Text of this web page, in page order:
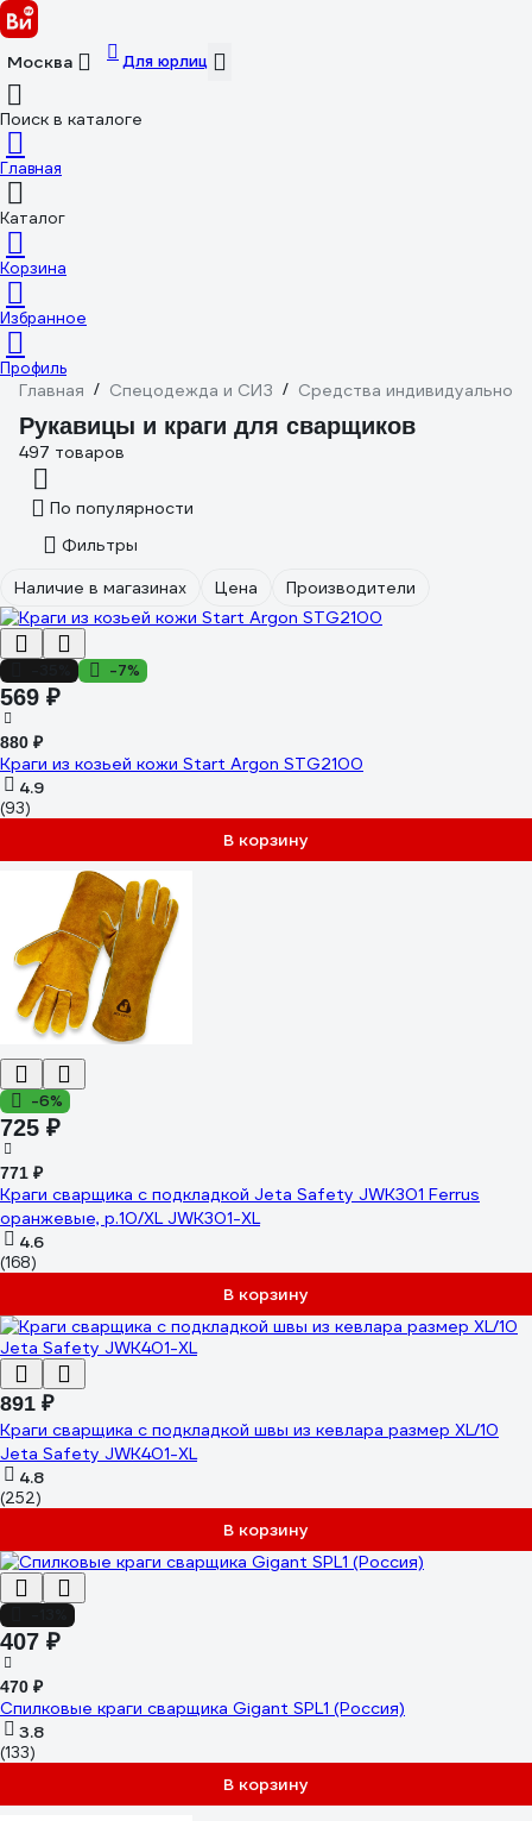
Москва Для юрлиц
Поиск в каталоге
Главная
Каталог
Корзина
Избранное
Профиль
Главная / Спецодежда и СИЗ / Средства индивидуальной
Рукавицы и краги для сварщиков
497 товаров
По популярности
Фильтры
Наличие в магазинах
Цена Производители
-7%
569 ₽
880 ₽
Краги из козьей кожи Start Argon STG2100
4.9
(93)
В корзину
-6%
725 ₽
771 ₽
Краги сварщика с подкладкой Jeta Safety JWK301 Ferrus
оранжевые, р.10/XL JWK301-XL
4.6
(168)
В корзину
891 ₽
Краги сварщика с подкладкой швы из кевлара размер XL/10
Jeta Safety JWK401-XL
4.8
(252)
В корзину
407 ₽
470 ₽
Спилковые краги сварщика Gigant SPL1 (Россия)
3.8
(133)
В корзину